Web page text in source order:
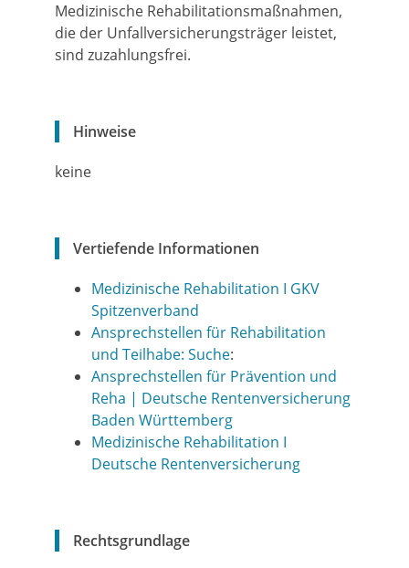
Medizinische Rehabilitationsmaßnahmen,
die der Unfallversicherungsträger leistet,
sind zuzahlungsfrei.
Hinweise
keine
Vertiefende Informationen
Medizinische Rehabilitation I GKV
Spitzenverband
Ansprechstellen für Rehabilitation
und Teilhabe: Suche:
Ansprechstellen für Prävention und
Reha | Deutsche Rentenversicherung
Baden Württemberg
Medizinische Rehabilitation I
Deutsche Rentenversicherung
Rechtsgrundlage